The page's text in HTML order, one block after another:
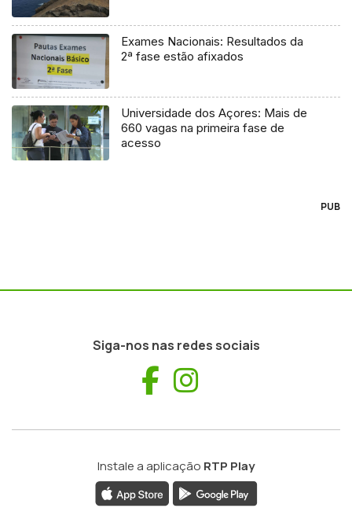
Exames Nacionais: Resultados da
2ª fase estão afixados
Universidade dos Açores: Mais de
660 vagas na primeira fase de
acesso
PUB
Siga-nos nas redes sociais
Facebook
Instale a aplicação RTP Play